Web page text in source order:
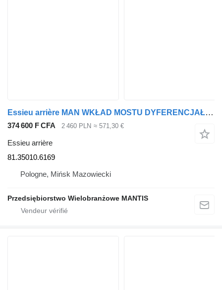
Essieu arrière MAN WKŁAD MOSTU DYFERENCJAŁ MAN TGX TGS TGA 37:10 81.35010.6169 pour tracteur routier
374 600 F CFA 2 460 PLN ≈ 571,30 €
Essieu arrière
81.35010.6169
Pologne, Mińsk Mazowiecki
Przedsiębiorstwo Wielobranżowe MANTIS